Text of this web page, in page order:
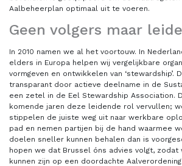
Aalbeheerplan optimaal uit te voeren.
Geen volgers maar
In 2010 namen we al het voortouw. In
elders in Europa helpen wij vergelijkbare
vormgeven en ontwikkelen van ‘stewardship’.
transparant door actieve deelname in de
een zetel in de Eel Stewardship Association.
komende jaren deze leidende rol vervullen;
stippelen de juiste weg uit naar werkbare
pad en nemen partijen bij de hand waarmee
doelen sneller kunnen behalen dan is
hopen we dat Brussel óns advies volgt, zodat
kunnen zijn op een doordachte